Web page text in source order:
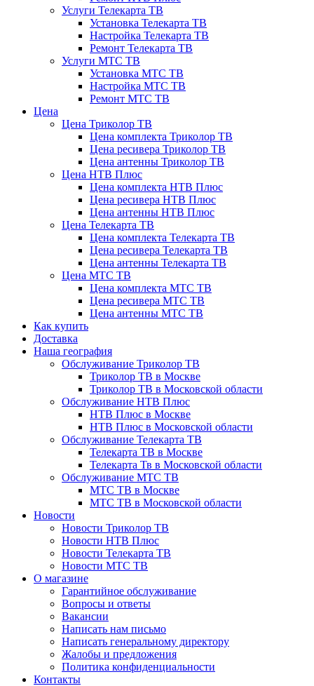
Услуги Телекарта ТВ
Установка Телекарта ТВ
Настройка Телекарта ТВ
Ремонт Телекарта ТВ
Услуги МТС ТВ
Установка МТС ТВ
Настройка МТС ТВ
Ремонт МТС ТВ
Цена
Цена Триколор ТВ
Цена комплекта Триколор ТВ
Цена ресивера Триколор ТВ
Цена антенны Триколор ТВ
Цена НТВ Плюс
Цена комплекта НТВ Плюс
Цена ресивера НТВ Плюс
Цена антенны НТВ Плюс
Цена Телекарта ТВ
Цена комплекта Телекарта ТВ
Цена ресивера Телекарта ТВ
Цена антенны Телекарта ТВ
Цена МТС ТВ
Цена комплекта МТС ТВ
Цена ресивера МТС ТВ
Цена антенны МТС ТВ
Как купить
Доставка
Наша география
Обслуживание Триколор ТВ
Триколор ТВ в Москве
Триколор ТВ в Московской области
Обслуживание НТВ Плюс
НТВ Плюс в Москве
НТВ Плюс в Московской области
Обслуживание Телекарта ТВ
Телекарта ТВ в Москве
Телекарта Тв в Московской области
Обслуживание МТС ТВ
МТС ТВ в Москве
МТС ТВ в Московской области
Новости
Новости Триколор ТВ
Новости НТВ Плюс
Новости Телекарта ТВ
Новости МТС ТВ
О магазине
Гарантийное обслуживание
Вопросы и ответы
Вакансии
Написать нам письмо
Написать генеральному директору
Жалобы и предложения
Политика конфиденциальности
Контакты